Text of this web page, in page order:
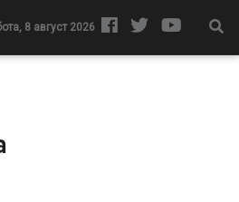
8 август 2026